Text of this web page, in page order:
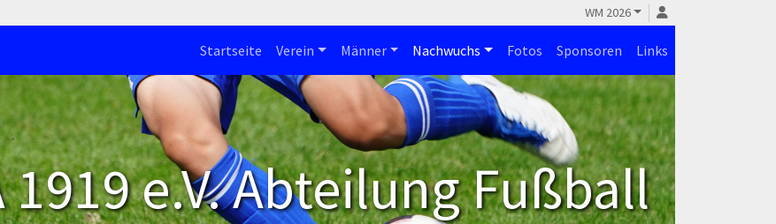
WM 2026
Startseite Verein Männer Nachwuchs Fotos Sponsoren Links
1919 e.V. Abteilung Fußball